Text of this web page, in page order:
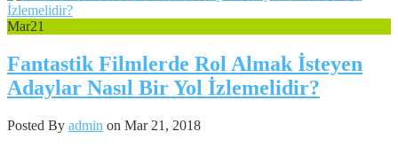
Mar21
Fantastik Filmlerde Rol Almak İsteyen
Adaylar Nasıl Bir Yol İzlemelidir?
Posted By admin on Mar 21, 2018